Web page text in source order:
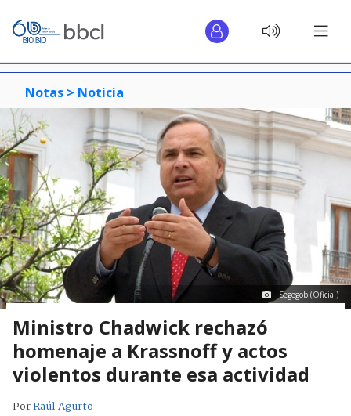
Notas > Noticia
Segegob (Oficial)
Ministro Chadwick rechazó
homenaje a Krassnoff y actos
violentos durante esa actividad
PorRaúl Agurto